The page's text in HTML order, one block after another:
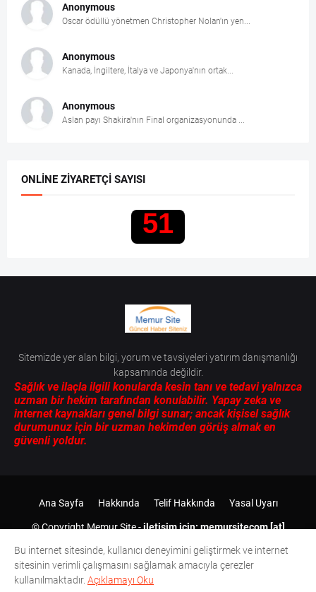
Anonymous
Oscar ödüllü yönetmen Christopher Nolan'ın yen...
Anonymous
Kanada, İngiltere, İtalya ve Japonya'nın ortak...
Anonymous
Aslan payı Shakira'nın Final organizasyonunda ...
ONLINE ZIYARETÇI SAYISI
51
Sitemizde yer alan bilgi, yorum ve tavsiyeleri yatırım danışmanlığı
kapsamında değildir.
Sağlık ve ilaçla ilgili konularda kesin tanı ve tedavi yalnızca
uzman bir hekim tarafından konulabilir. Yapay zeka ve
internet kaynakları genel bilgi sunar; ancak kişisel sağlık
durumunuz için bir uzman hekimden görüş almak en
güvenli yoldur.
© CopyrightMemur Site-iletişim için: memursitecom [at]
Ana Sayfa Hakkında Telif Hakkında Yasal Uyarı
Bu internet sitesinde, kullanıcı deneyimini geliştirmek ve internet
sitesinin verimli çalışmasını sağlamak amacıyla çerezler
kullanılmaktadır. Açıklamayı Oku